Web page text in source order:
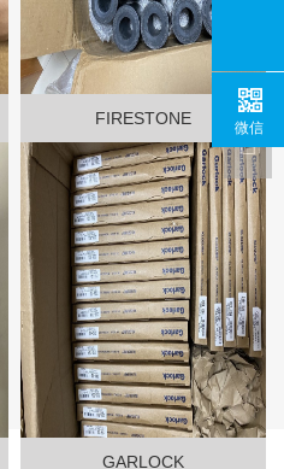
FIRESTONE
GARLOCK
微信